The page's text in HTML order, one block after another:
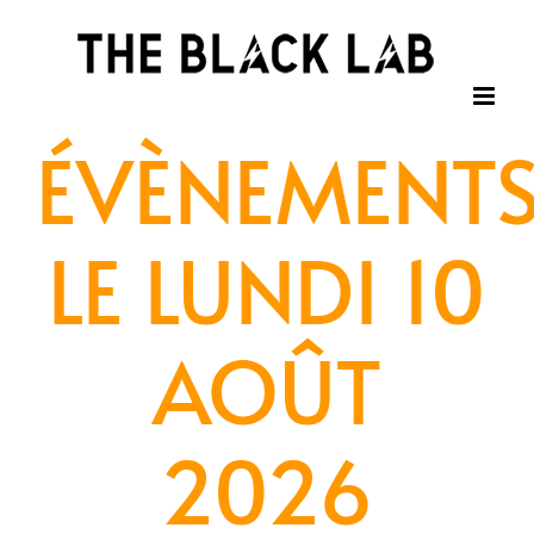
LE LUNDI 10
AOÛT
2026